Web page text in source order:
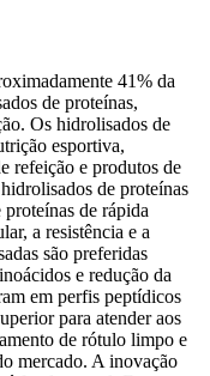
41% da
​​de proteínas,
Os hidrolisados ​​de
esportiva,
refeição e produtos de
​​de proteínas
de rápida
a resistência e a
são preferidas
e redução da
em perfis peptídicos
para atender aos
de rótulo limpo e
mercado. A inovação